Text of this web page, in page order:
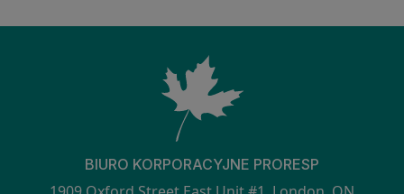
BIURO KORPORACYJNE PRORESP